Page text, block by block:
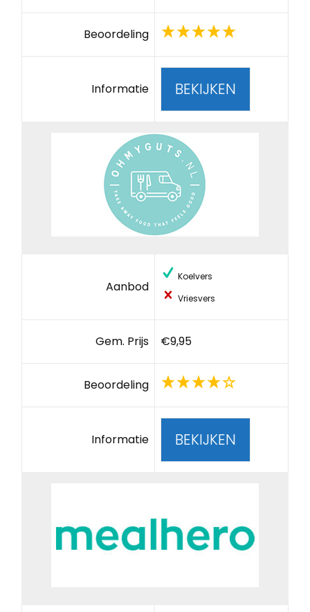
Beoordeling
Informatie BEKIJKEN
Aanbod
Koelvers
Vriesvers
Gem. Prijs €9,95
Beoordeling
Informatie BEKIJKEN